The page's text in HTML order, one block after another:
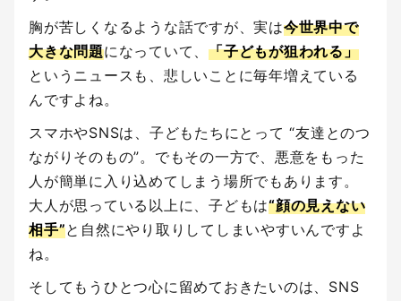
胸が苦しくなるような話ですが、実は今世界中で
大きな問題になっていて、 「子どもが狙われる」
というニュースも、悲しいことに毎年増えている
んですよね。
スマホやSNSは、子どもたちにとって “友達とのつ
ながりそのもの”。でもその一方で、悪意をもった
人が簡単に入り込めてしまう場所でもあります。
大人が思っている以上に、子どもは“顔の見えない
相手”と自然にやり取りしてしまいやすいんですよ
ね。
そしてもうひとつ心に留めておきたいのは、SNS